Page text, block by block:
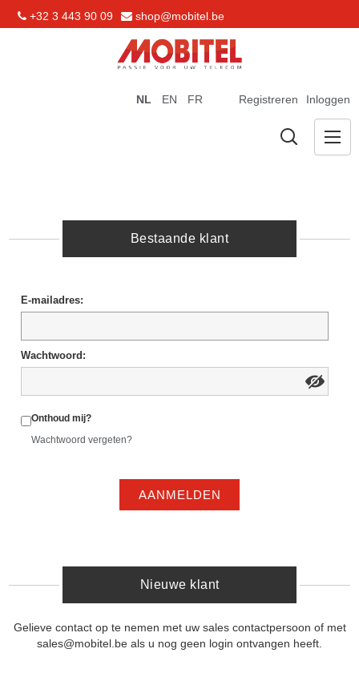
+32 3 443 90 09 shop@mobitel.be
Registreren Inloggen
NL EN FR
Bestaande klant
E-mailadres:
Wachtwoord:
Onthoud mij?
Wachtwoord vergeten?
AANMELDEN
Nieuwe klant
Gelieve contact op te nemen met uw sales contactpersoon of met
sales@mobitel.be als u nog geen login ontvangen heeft.